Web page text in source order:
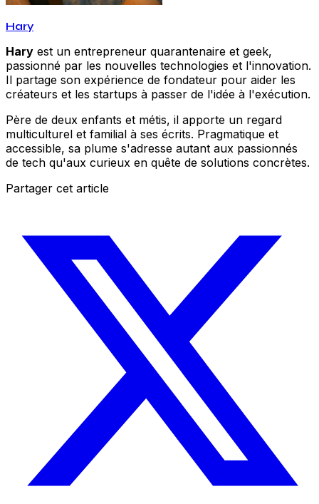
Hary
Hary est un entrepreneur quarantenaire et geek,
passionné par les nouvelles technologies et l'innovation.
Il partage son expérience de fondateur pour aider les
créateurs et les startups à passer de l'idée à l'exécution.
Père de deux enfants et métis, il apporte un regard
multiculturel et familial à ses écrits. Pragmatique et
accessible, sa plume s'adresse autant aux passionnés
de tech qu'aux curieux en quête de solutions concrètes.
Partager cet article